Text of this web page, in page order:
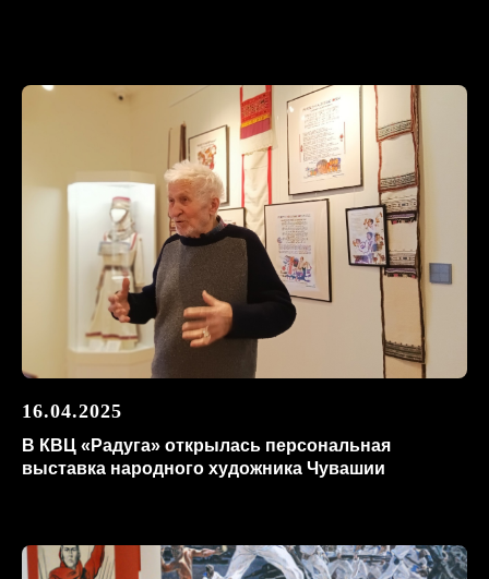
16.04.2025
В КВЦ «Радуга» открылась персональная
выставка народного художника Чувашии